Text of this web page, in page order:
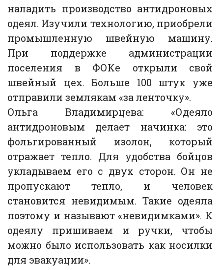
наладить производство антидроновых
одеял. Изучили технологию, приобрели
промышленную швейную машину.
При поддержке администрации
поселения в ФОКе открыли свой
швейный цех. Больше 100 штук уже
отправили землякам «за ленточку».
Ольга Владимирцева: «Одеяло
антидроновым делает начинка: это
фольгированный изолон, который
отражает тепло. Для удобства бойцов
укладываем его с двух сторон. Он не
пропускают тепло, и человек
становится невидимым. Такие одеяла
поэтому и называют «невидимками». К
одеялу пришиваем и ручки, чтобы
можно было использовать как носилки
для эвакуации».